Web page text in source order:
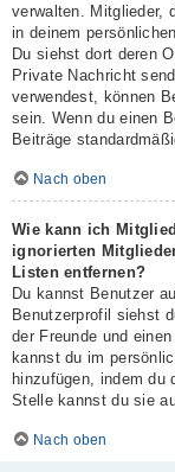
verwalten. Mitglieder,
in deinem
Du siehst dort deren
Private Nachricht
verwendest, können
sein. Wenn du einen
Beiträge
Nach oben
Wie kann ich
ignorierten
Listen entfernen?
Du kannst Benutzer
Benutzerprofil siehst
der Freunde und
kannst du im
hinzufügen, indem du
Stelle kannst du sie
Nach oben